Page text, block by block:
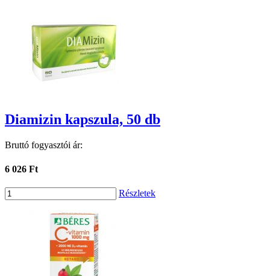
Diamizin kapszula, 50 db
Bruttó fogyasztói ár:
6 026 Ft
Részletek